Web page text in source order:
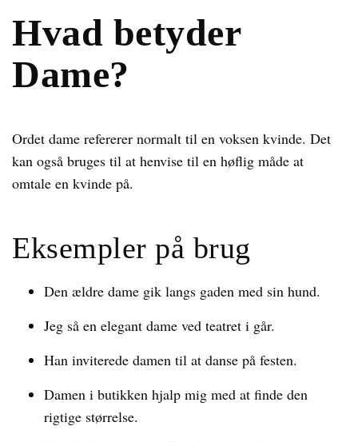
Hvad betyder
Dame?
Ordet dame refererer normalt til en voksen kvinde. Det
kan også bruges til at henvise til en høflig måde at
omtale en kvinde på.
Eksempler på brug
Den ældre dame gik langs gaden med sin hund.
Jeg så en elegant dame ved teatret i går.
Han inviterede damen til at danse på festen.
Damen i butikken hjalp mig med at finde den
rigtige størrelse.